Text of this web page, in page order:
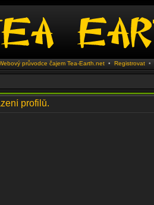
průvodce čajem Tea-Earth.net• Registrovat •
profilů.